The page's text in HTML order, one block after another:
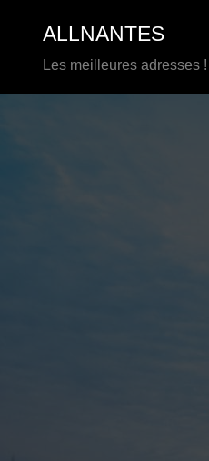
contenu
ALLNANTES
Les meilleures adresses !